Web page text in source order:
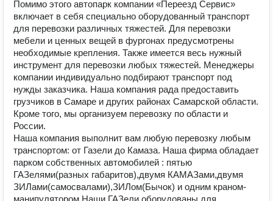
Помимо этого автопарк компании «Переезд Сервис»
включает в себя специально оборудованный транспорт
для перевозки различных тяжестей. Для перевозки
мебели и ценных вещей в фургонах предусмотрены
необходимые крепления. Также имеется весь нужный
инструмент для перевозки любых тяжестей. Менеджеры
компании индивидуально подбирают транспорт под
нужды заказчика. Наша компания рада предоставить
грузчиков в Самаре и других районах Самарской области.
Кроме того, мы организуем перевозку по области и
России.
Наша компания выполнит вам любую перевозку любым
транспортом: от Газели до Камаза. Наша фирма обладает
парком собственных автомобилей : пятью
ГАЗелями(разных габаритов),двумя КАМАЗами,двумя
ЗИЛами(самосвалами),ЗИЛом(Бычок) и одним краном-
манипулятором.Наши ГАЗели оборудованы для